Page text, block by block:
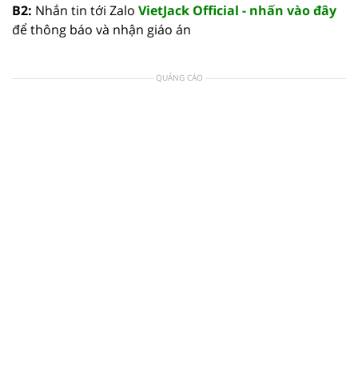
B2: Nhắn tin tới Zalo VietJack Official - nhấn vào đây
để thông báo và nhận giáo án
QUẢNG CÁO